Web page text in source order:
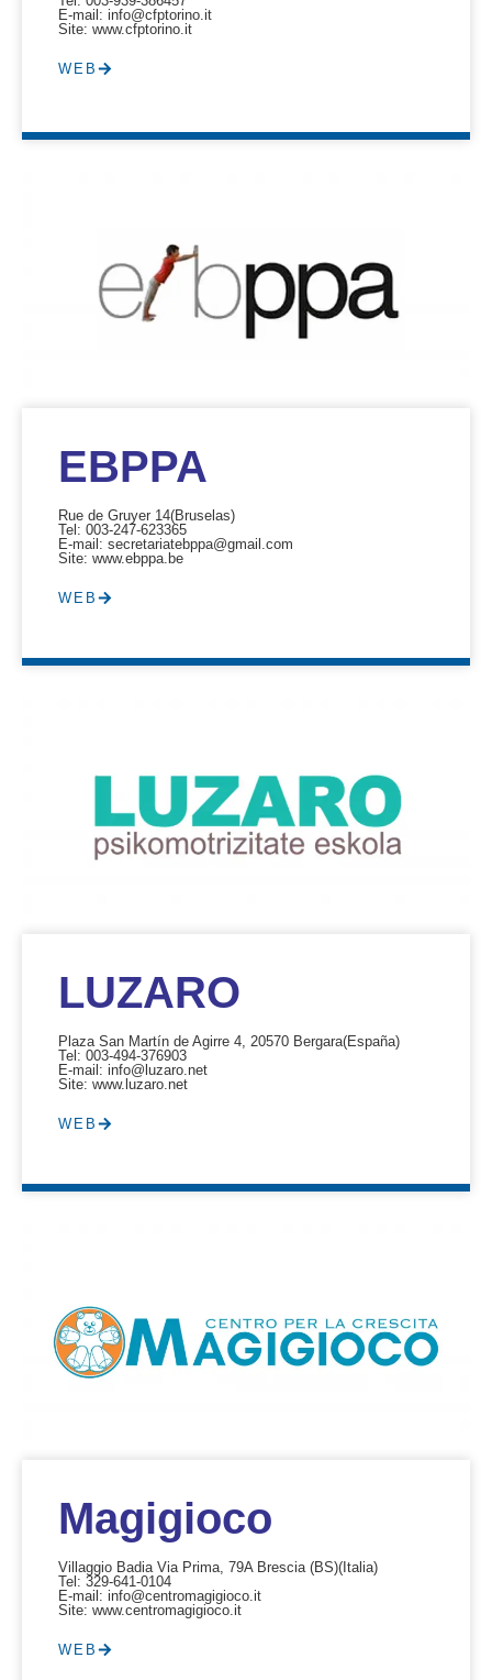
E-mail: info@cfptorino.it
Site: www.cfptorino.it
WEB
EBPPA
Rue de Gruyer 14(Bruselas)
Tel: 003-247-623365
E-mail: secretariatebppa@gmail.com
Site: www.ebppa.be
WEB
LUZARO
Plaza San Martín de Agirre 4, 20570 Bergara(España)
Tel: 003-494-376903
E-mail: info@luzaro.net
Site: www.luzaro.net
WEB
Magigioco
Villaggio Badia Via Prima, 79A Brescia (BS)(Italia)
Tel: 329-641-0104
E-mail: info@centromagigioco.it
Site: www.centromagigioco.it
WEB